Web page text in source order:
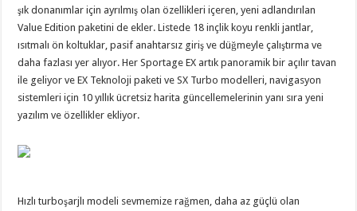
şık donanımlar için ayrılmış olan özellikleri içeren, yeni adlandırılan
Value Edition paketini de ekler. Listede 18 inçlik koyu renkli jantlar,
ısıtmalı ön koltuklar, pasif anahtarsız giriş ve düğmeyle çalıştırma ve
daha fazlası yer alıyor. Her Sportage EX artık panoramik bir açılır tavan
ile geliyor ve EX Teknoloji paketi ve SX Turbo modelleri, navigasyon
sistemleri için 10 yıllık ücretsiz harita güncellemelerinin yanı sıra yeni
yazılım ve özellikler ekliyor.
Hızlı turboşarjlı modeli sevmemize rağmen, daha az güçlü olan